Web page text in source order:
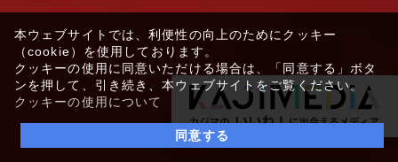
本ウェブサイトでは、利便性の向上のためにクッキー
（cookie）を使用しております。
クッキーの使用に同意いただける場合は、「同意する」ボタ
ンを押して、引き続き、本ウェブサイトをご覧ください。
クッキーの使用について
同意する